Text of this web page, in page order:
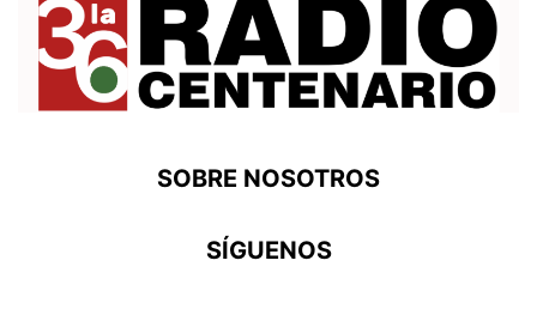
SOBRE NOSOTROS
SÍGUENOS